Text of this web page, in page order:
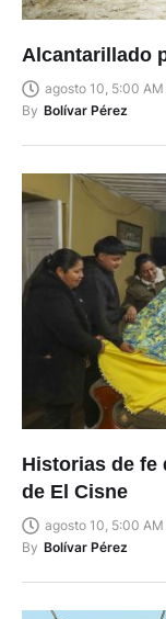
Alcantarillado
agosto 10, 5:00 AM
By Bolívar Pérez
Historias de fe
de El Cisne
agosto 10, 5:00 AM
By Bolívar Pérez